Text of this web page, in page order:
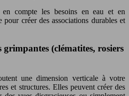
en compte les besoins en eau et en
pour créer des associations durables et
(clématites, rosiers
une dimension verticale à votre
et structures. Elles peuvent créer des